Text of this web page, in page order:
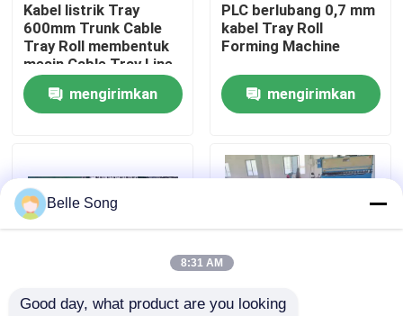
Kontrol kualitas
Hubungi kami
kasus
mesin roll forming double layer
Kabel listrik Tray
600mm Trunk Cable
Tray Roll membentuk
mesin Cable Tray Line
mengirimkan
PLC berlubang 0,7 mm
kabel Tray Roll
Forming Machine
mengirimkan
Belle Song
8:31 AM
Good day, what product are you looking